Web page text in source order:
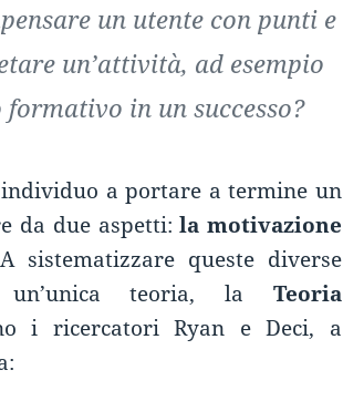
un utente con punti e
un’attività, ad esempio
in un successo?
a portare a termine un
da due aspetti:la motivazione
sistematizzare queste diverse
teoria, la Teoria
i ricercatori Ryan e Deci, a